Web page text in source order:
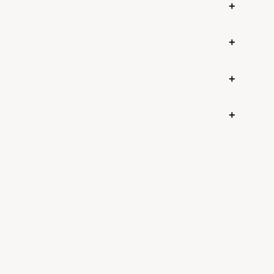
+
+
+
+